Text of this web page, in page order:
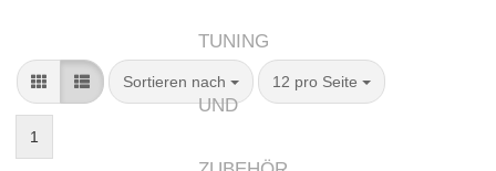
Sortieren nach
Sortieren nach 12 pro Seite
pro Seite
1